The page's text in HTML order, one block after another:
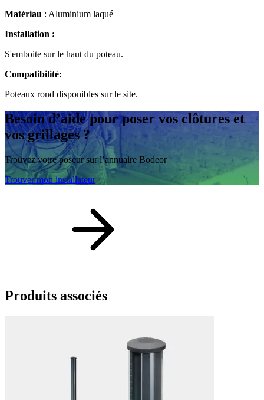
Matériau : Aluminium laqué
Installation :
S'emboite sur le haut du poteau.
Compatibilité:
Poteaux rond disponibles sur le site.
Besoin d’aidepour poser vos clôtures et
vos grillages ?
Trouvez votre poseur sur l’annuaire Bodeor
Trouver mon installateur
Produits associés